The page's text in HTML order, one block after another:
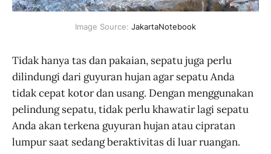
Image Source: JakartaNotebook
Tidak hanya tas dan pakaian, sepatu juga perlu
dilindungi dari guyuran hujan agar sepatu Anda
tidak cepat kotor dan usang. Dengan menggunakan
pelindung sepatu, tidak perlu khawatir lagi sepatu
Anda akan terkena guyuran hujan atau cipratan
lumpur saat sedang beraktivitas di luar ruangan.